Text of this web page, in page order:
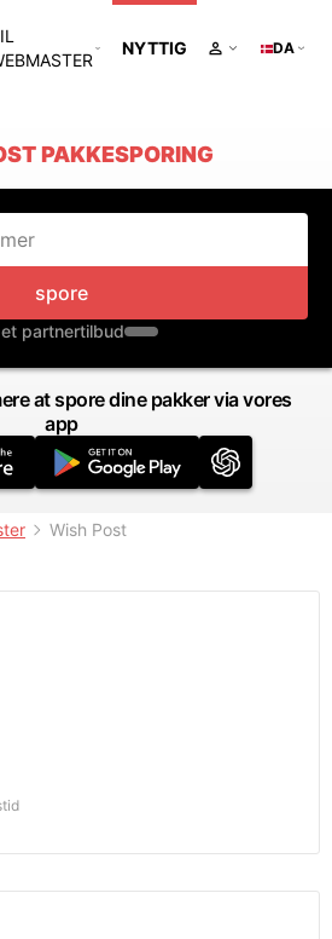
NYTTIG DA
PAKKESPORING
spore
partnertilbud
at spore dine pakker via vores
app
Wish Post